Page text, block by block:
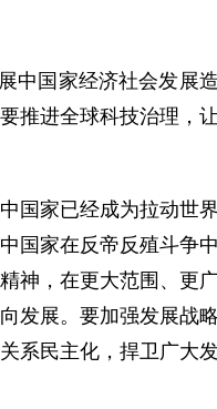
中国家经济社会发展
推进全球科技治理，
国家已经成为拉动世
国家在反帝反殖斗争
神，在更大范围、更
发展。要加强发展战
系民主化，捍卫广大